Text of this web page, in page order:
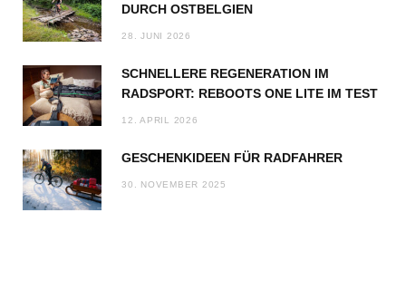
DURCH OSTBELGIEN
28. JUNI 2026
SCHNELLERE REGENERATION IM
RADSPORT: REBOOTS ONE LITE IM TEST
12. APRIL 2026
GESCHENKIDEEN FÜR RADFAHRER
30. NOVEMBER 2025